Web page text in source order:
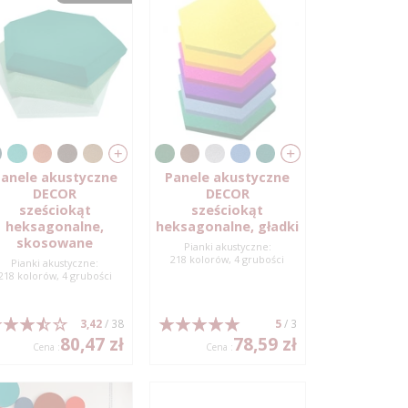
akustyczne
DECOR
sześciokąt
heksagonalne,
skosowane
Pianki akustyczne:
kolorów, 4 grubości
3,42/ 38
Cena :80,47 zł
Panele akustyczne
DECOR
sześciokąt
heksagonalne, gładki
Pianki akustyczne:
218 kolorów, 4 grubości
5/ 3
Cena :78,59 zł